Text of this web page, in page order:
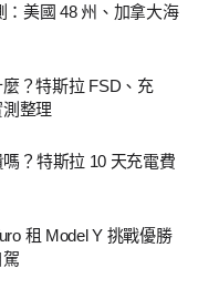
：美國 48 州、加拿大海
？特斯拉 FSD、充
整理
？特斯拉 10 天充電費
租 Model Y 挑戰優勝